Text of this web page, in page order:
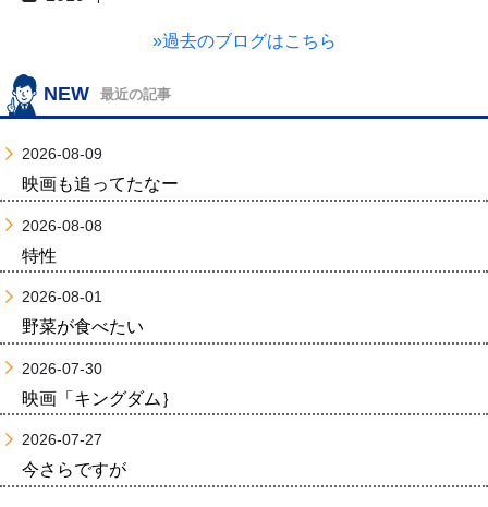
»過去のブログはこちら
NEW 最近の記事
2026-08-09
映画も追ってたなー
2026-08-08
特性
2026-08-01
野菜が食べたい
2026-07-30
映画「キングダム｝
2026-07-27
今さらですが